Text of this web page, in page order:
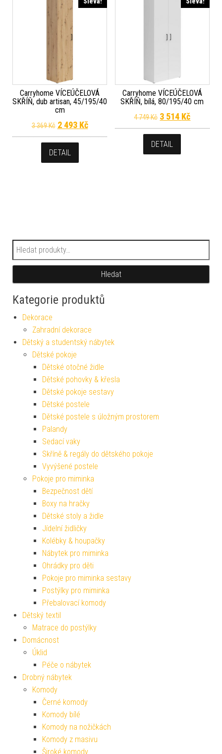
Carryhome VÍCEÚČELOVÁ
SKŘÍŇ, dub artisan, 45/195/40
cm
3 369Kč Původní cena byla: 3 369 Kč.
2 493 KčAktuální cena je: 2 493 Kč.
DETAIL
Carryhome VÍCEÚČELOVÁ
SKŘÍŇ, bílá, 80/195/40 cm
4 749Kč Původní cena
3 514 KčAktuální
DETAIL
Hledat:
Hledat
Kategorie produktů
Dekorace
Zahradní dekorace
Dětský a studentský nábytek
Dětské pokoje
Dětské otočné židle
Dětské pohovky & křesla
Dětské pokoje sestavy
Dětské postele
Dětské postele s úložným prostorem
Palandy
Sedací vaky
Skříně & regály do dětského pokoje
Vyvýšené postele
Pokoje pro miminka
Bezpečnost dětí
Boxy na hračky
Dětské stoly a židle
Jídelní židličky
Kolébky & houpačky
Nábytek pro miminka
Ohrádky pro děti
Pokoje pro miminka sestavy
Postýlky pro miminka
Přebalovací komody
Dětský textil
Matrace do postýlky
Domácnost
Úklid
Péče o nábytek
Drobný nábytek
Komody
Černé komody
Komody bílé
Komody na nožičkách
Komody z masivu
Široké komody